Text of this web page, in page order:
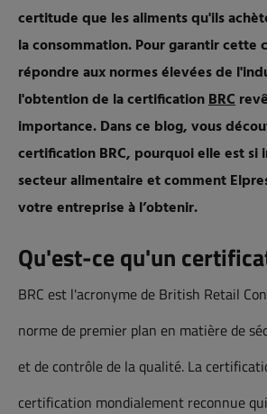
certitude que les aliments qu'ils
la consommation. Pour garantir cette
répondre aux normes élevées de
l'obtention de la certificationBRC
importance. Dans ce blog, vous
certification BRC, pourquoi elle est si
secteur alimentaire et comment
votre entreprise à l’obtenir.
Qu'est-ce qu'un
BRC est l'acronyme de British Retail
norme de premier plan en matière de
et de contrôle de la qualité. La
certification mondialement reconnue